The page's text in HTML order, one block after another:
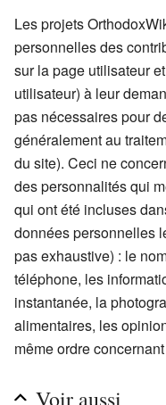
Les projets
personnelles des
sur la page utilisateur
utilisateur) à leur
pas nécessaires pour
généralement au
du site). Ceci ne
des personnalités qui
qui ont été incluses
données personnelles
pas exhaustive) : le
téléphone, les
instantanée, la
alimentaires, les
même ordre
Voir aussi